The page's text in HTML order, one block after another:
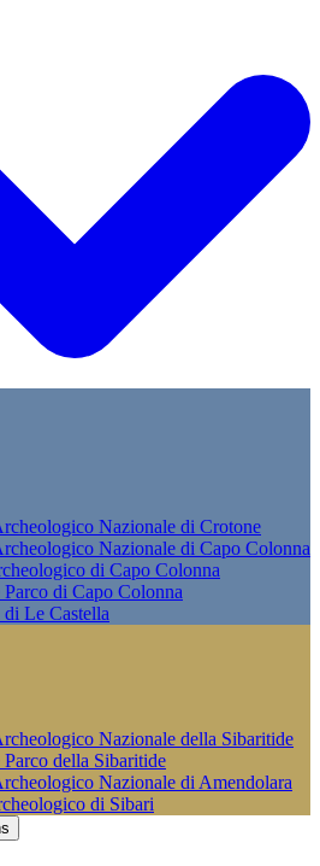
Nazionale di Crotone
Nazionale di Capo Colonna
di Capo Colonna
Parco di Capo Colonna
di Le Castella
Nazionale della Sibaritide
Parco della Sibaritide
Nazionale di Amendolara
di Sibari